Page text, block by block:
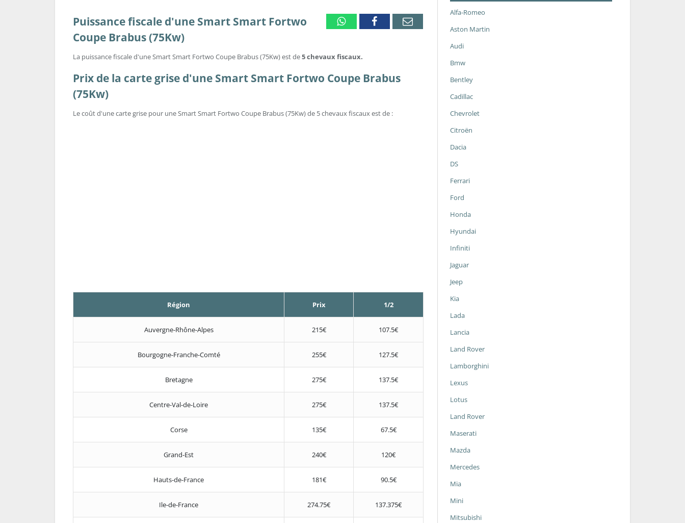
WhatsappFacebookEmail
Puissance fiscale d'une Smart Smart Fortwo
Coupe Brabus (75Kw)
La puissance fiscale d'une Smart Smart Fortwo Coupe Brabus (75Kw) est de5 chevaux fiscaux.
Prix de la carte grise d'une Smart Smart Fortwo Coupe Brabus
(75Kw)
Le coût d'une carte grise pour une Smart Smart Fortwo Coupe Brabus (75Kw) de 5 chevaux fiscaux est de :
Région Prix 1/2
Auvergne-Rhône-Alpes 215€ 107.5€
Bourgogne-Franche-Comté 255€ 127.5€
Bretagne 275€ 137.5€
Centre-Val-de-Loire 275€ 137.5€
Corse 135€ 67.5€
Grand-Est 240€ 120€
Hauts-de-France 181€ 90.5€
Ile-de-France 274.75€ 137.375€
Alfa-Romeo
Aston Martin
Audi
Bmw
Bentley
Cadillac
Chevrolet
Citroën
Dacia
DS
Ferrari
Ford
Honda
Hyundai
Infiniti
Jaguar
Jeep
Kia
Lada
Lancia
Land Rover
Lamborghini
Lexus
Lotus
Land Rover
Maserati
Mazda
Mercedes
Mia
Mini
Mitsubishi